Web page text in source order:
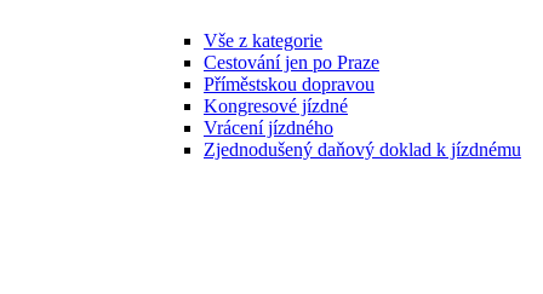
Vše z kategorie
Cestování jen po Praze
Příměstskou dopravou
Kongresové jízdné
Vrácení jízdného
Zjednodušený daňový doklad k jízdnému